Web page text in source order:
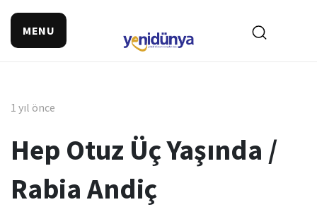
MENU
1 yıl önce
Hep Otuz Üç Yaşında /
Rabia Andiç